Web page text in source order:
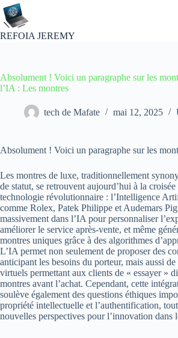
Passer
au
contenu
REFOIA JEREMY
Absolument ! Voici un paragraphe sur les
l’IA : Les montres
tech de Mafate mai 12, 2025
Absolument ! Voici un paragraphe sur les
Les montres de luxe, traditionnellement
de statut, se retrouvent aujourd’hui à la
technologie révolutionnaire : l’Intelligence
comme Rolex, Patek Philippe et Audemars
massivement dans l’IA pour personnaliser
améliorer le service après-vente, et même
montres uniques grâce à des algorithmes
L’IA permet non seulement de proposer des
anticipant les besoins du porteur, mais aussi
virtuels permettant aux clients de « essayer »
montres avant l’achat. Cependant, cette
soulève également des questions éthiques
propriété intellectuelle et l’authentification,
nouvelles perspectives pour l’innovation dans